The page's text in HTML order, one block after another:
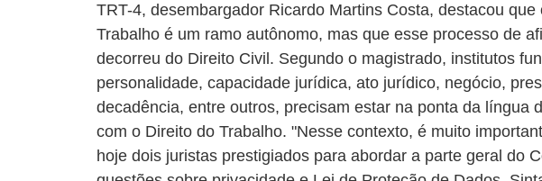
TRT-4, desembargador Ricardo Martins Costa, destacou que
Trabalho é um ramo autônomo, mas que esse processo de
decorreu do Direito Civil. Segundo o magistrado, institutos
personalidade, capacidade jurídica, ato jurídico, negócio,
decadência, entre outros, precisam estar na ponta da língua
com o Direito do Trabalho. "Nesse contexto, é muito
hoje dois juristas prestigiados para abordar a parte geral do